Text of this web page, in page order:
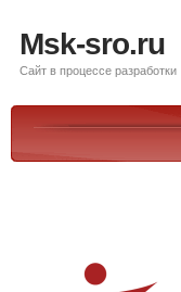
Msk-sro.ru
Сайт в процессе разработки